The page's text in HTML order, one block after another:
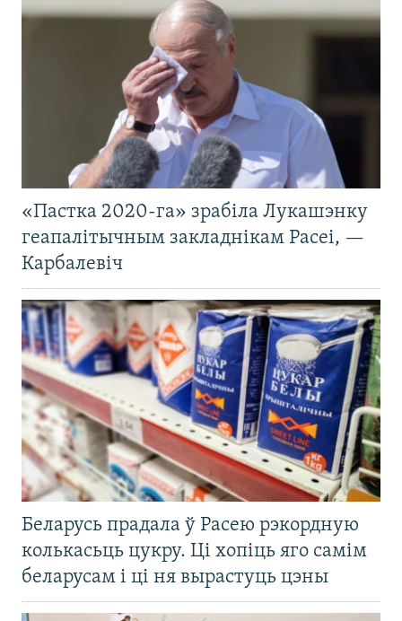
«Пастка 2020-га» зрабіла Лукашэнку
геапалітычным закладнікам Расеі, —
Карбалевіч
Беларусь прадала ў Расею рэкордную
колькасьць цукру. Ці хопіць яго самім
беларусам і ці ня вырастуць цэны